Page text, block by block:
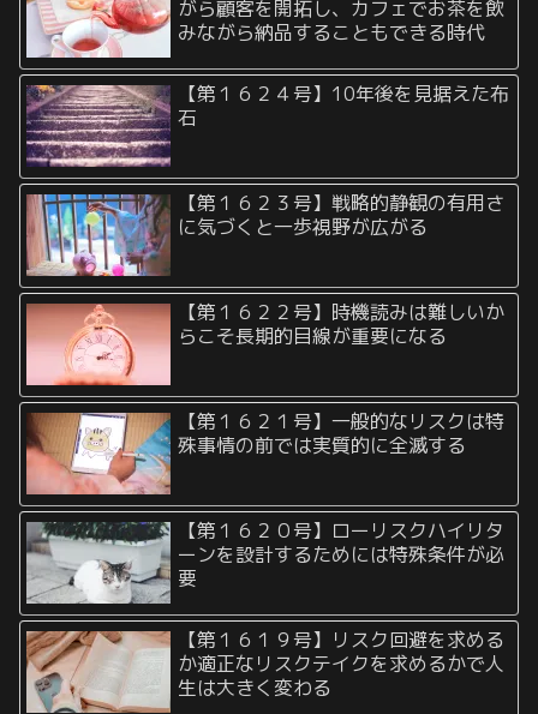
がら顧客を開拓し、カフェでお茶を飲
みながら納品することもできる時代
【第１６２４号】10年後を見据えた布
石
【第１６２３号】戦略的静観の有用さ
に気づくと一歩視野が広がる
【第１６２２号】時機読みは難しいか
らこそ長期的目線が重要になる
【第１６２１号】一般的なリスクは特
殊事情の前では実質的に全滅する
【第１６２０号】ローリスクハイリタ
ーンを設計するためには特殊条件が必
要
【第１６１９号】リスク回避を求める
か適正なリスクテイクを求めるかで人
生は大きく変わる